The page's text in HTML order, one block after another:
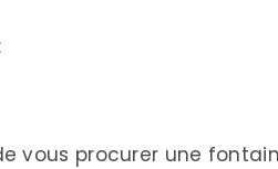
vous procurer une